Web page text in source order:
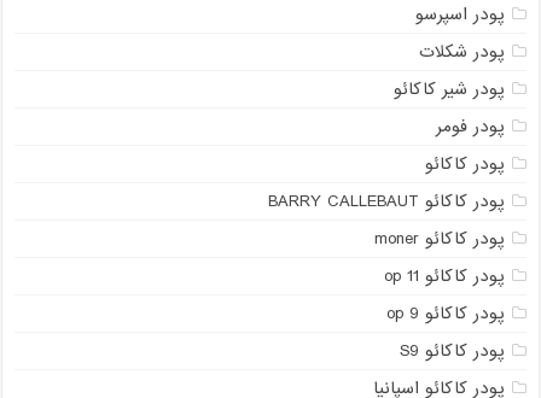
پودر اسپرسو
پودر شکلات
پودر شیر کاکائو
پودر فومر
پودر کاکائو
پودر کاکائو BARRY CALLEBAUT
پودر کاکائو moner
پودر کاکائو op 11
پودر کاکائو op 9
پودر کاکائو S9
پودر کاکائو اسپانیا